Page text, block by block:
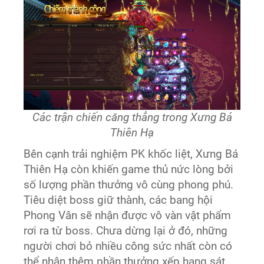
Các trận chiến căng thẳng trong Xưng Bá
Thiên Hạ
Bên cạnh trải nghiệm PK khốc liệt, Xưng Bá
Thiên Hạ còn khiến game thủ nức lòng bởi
số lượng phần thưởng vô cùng phong phú.
Tiêu diệt boss giữ thành, các bang hội
Phong Vân sẽ nhận được vô vàn vật phẩm
rơi ra từ boss. Chưa dừng lại ở đó, những
người chơi bỏ nhiều công sức nhất còn có